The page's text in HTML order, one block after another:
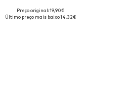
Tamanhos disponíveis: One Size
Preço original: 19,90€
Último preço mais baixo:14,32€